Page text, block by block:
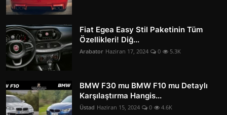
Fiat Egea Easy Stil Paketinin Tüm
Özellikleri! Diğ...
Arabator Haziran 17, 2024 0 5.3K
BMW F30 mu BMW F10 mu Detaylı
Karşılaştırma Hangis...
Üstad Haziran 15, 2024 0 4.6K